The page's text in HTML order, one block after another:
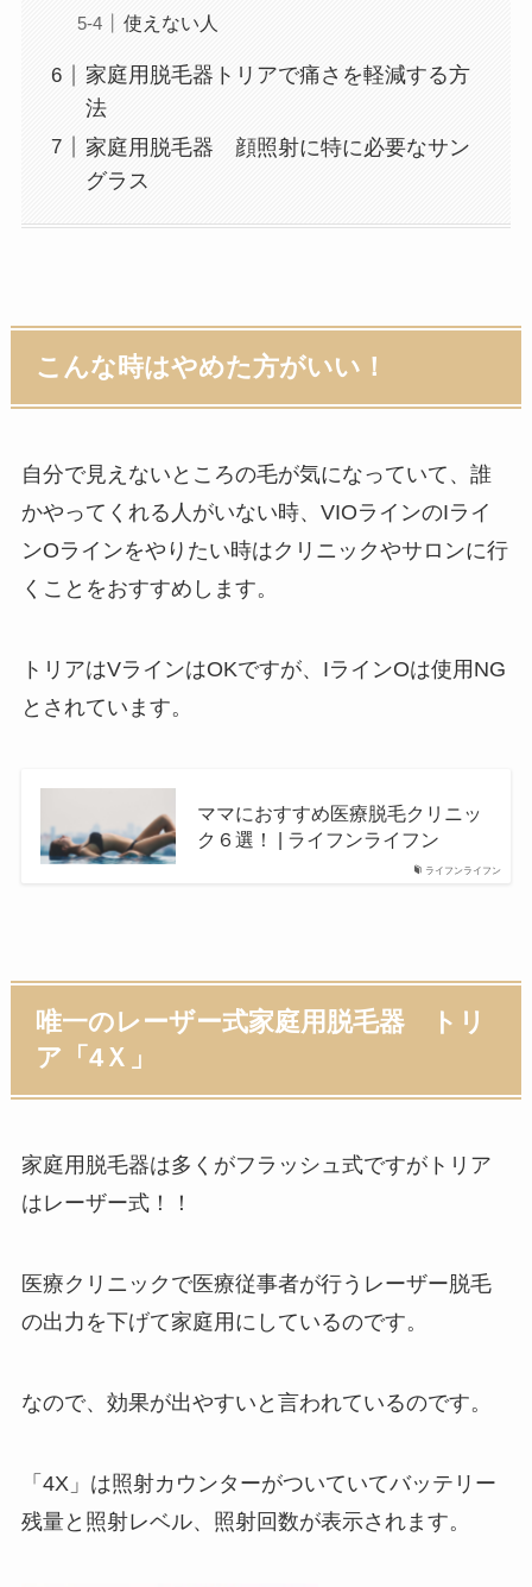
使えない人
家庭用脱毛器トリアで痛さを軽減する方
法
家庭用脱毛器 顔照射に特に必要なサン
グラス
こんな時はやめた方がいい！
自分で見えないところの毛が気になっていて、誰
かやってくれる人がいない時、VIOラインのIライ
ンOラインをやりたい時はクリニックやサロンに行
くことをおすすめします。
トリアはVラインはOKですが、IラインOは使用NG
とされています。
ライフンライフン
ママにおすすめ医療脱毛クリニッ
ク６選！ | ライフンライフン
唯一のレーザー式家庭用脱毛器 トリ
ア「4Ｘ」
家庭用脱毛器は多くがフラッシュ式ですがトリア
はレーザー式！！
医療クリニックで医療従事者が行う レーザー脱毛
の出力を下げて家庭用にしているのです。
なので、効果が出やすいと言われているのです。
「4X」は照射カウンターがついていてバッテリー
残量と照射レベル、照射回数が表示されます。